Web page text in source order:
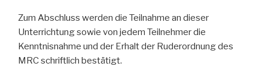
Zum Abschluss werden die Teilnahme an dieser
Unterrichtung sowie von jedem Teilnehmer die
Kenntnisnahme und der Erhalt der Ruderordnung des
MRC schriftlich bestätigt.